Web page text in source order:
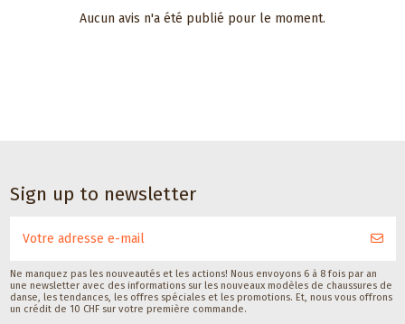
CHF 8,00
Aucun avis n'a été publié pour le moment.
Sign up to newsletter
Ne manquez pas les nouveautés et les actions! Nous envoyons 6 à 8 fois par an
une newsletter avec des informations sur les nouveaux modèles de chaussures de
danse, les tendances, les offres spéciales et les promotions. Et, nous vous offrons
un crédit de 10 CHF sur votre première commande.